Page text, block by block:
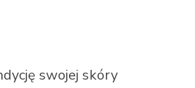
swojej skóry